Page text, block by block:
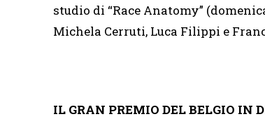
studio di “Race Anatomy”
Michela Cerruti, Luca Filippi e
IL GRAN PREMIO DEL BELGIO IN